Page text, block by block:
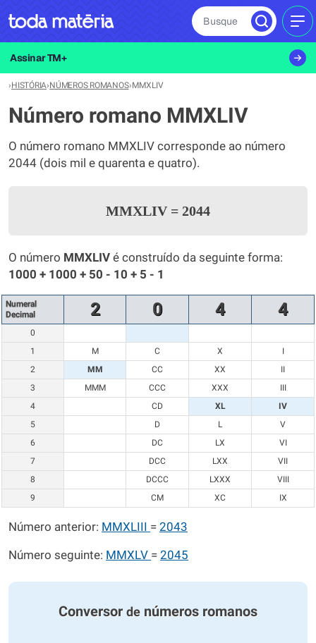
Busque
Assinar TM+
›HISTÓRIA›NÚMEROS ROMANOS›MMXLIV
Número romano MMXLIV
O número romano MMXLIV corresponde ao número
2044 (dois mil e quarenta e quatro).
MMXLIV = 2044
O número MMXLIV é construído da seguinte forma:
1000 + 1000 + 50 - 10 + 5 - 1
Numeral
Decimal
2 0 4 4
0
1
M C X
I
2
MM CC XX
II
3
MMM CCC XXX
III
4
CD XL
IV
5
D L
V
6
DC LX
VI
7
DCC LXX
VII
8
DCCC LXXX
VIII
9
CM XC IX
Número anterior: MMXLIII = 2043
Número seguinte: MMXLV = 2045
Conversor de números romanos